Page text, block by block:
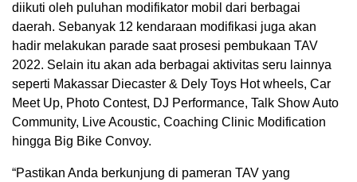
diikuti oleh puluhan modifikator mobil dari berbagai
daerah. Sebanyak 12 kendaraan modifikasi juga akan
hadir melakukan parade saat prosesi pembukaan TAV
2022. Selain itu akan ada berbagai aktivitas seru lainnya
seperti Makassar Diecaster & Dely Toys Hot wheels, Car
Meet Up, Photo Contest, DJ Performance, Talk Show Auto
Community, Live Acoustic, Coaching Clinic Modification
hingga Big Bike Convoy.
“Pastikan Anda berkunjung di pameran TAV yang